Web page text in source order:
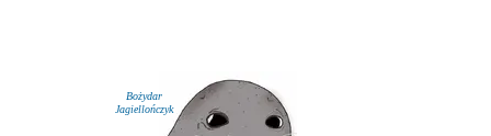
Bożydar
Jagiellończyk